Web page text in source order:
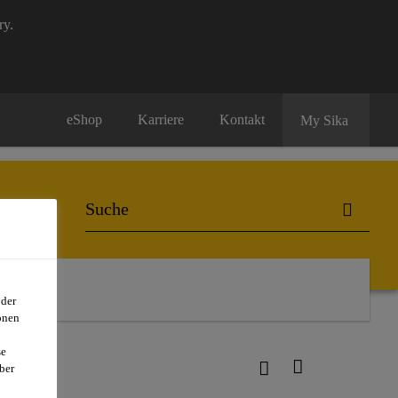
eShop Karriere Kontakt My Sika